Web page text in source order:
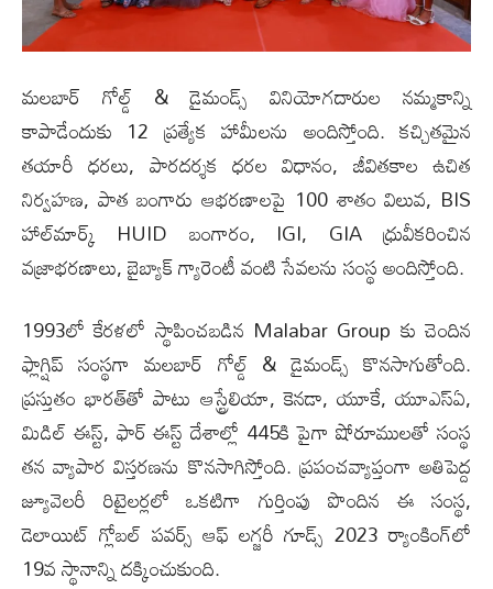
మలబార్ గోల్డ్ & డైమండ్స్ వినియోగదారుల నమ్మకాన్ని
కాపాడేందుకు 12 ప్రత్యేక హామీలను అందిస్తోంది. క‌చ్చితమైన
తయారీ ధరలు, పారదర్శక ధరల విధానం, జీవితకాల ఉచిత
నిర్వహణ, పాత బంగారు ఆభరణాలపై 100 శాతం విలువ, BIS
హాల్‌మార్క్ HUID బంగారం, IGI, GIA ధ్రువీకరించిన
వజ్రాభరణాలు, బైబ్యాక్ గ్యారెంటీ వంటి సేవలను సంస్థ అందిస్తోంది.
1993లో కేరళలో స్థాపించబడిన Malabar Group కు చెందిన
ఫ్లాగ్షిప్ సంస్థగా మలబార్ గోల్డ్ & డైమండ్స్ కొనసాగుతోంది.
ప్రస్తుతం భారత్‌తో పాటు ఆస్ట్రేలియా, కెనడా, యూకే, యూఎస్ఏ,
మిడిల్ ఈస్ట్, ఫార్ ఈస్ట్ దేశాల్లో 445కి పైగా షోరూములతో సంస్థ
తన వ్యాపార విస్తరణను కొనసాగిస్తోంది. ప్రపంచవ్యాప్తంగా అతిపెద్ద
జ్యూవెలరీ రిటైలర్లలో ఒకటిగా గుర్తింపు పొందిన ఈ సంస్థ,
డెలాయిట్ గ్లోబల్ పవర్స్ ఆఫ్ లగ్జరీ గూడ్స్ 2023 ర్యాంకింగ్‌లో
19వ స్థానాన్ని దక్కించుకుంది.